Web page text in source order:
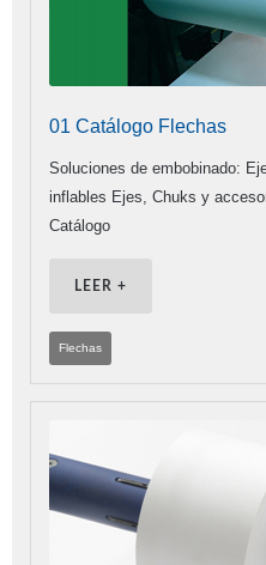
01 Catálogo Flechas
Soluciones de embobinado:
inflables Ejes, Chuks y
Catálogo
LEER +
Flechas